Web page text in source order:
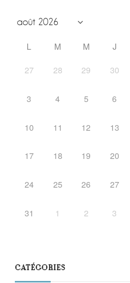
L M M J
27
28 29 30
3 4 5 6
10 11 12 13
17 18 19 20
24 25 26 27
31 1 2 3
CATÉGORIES